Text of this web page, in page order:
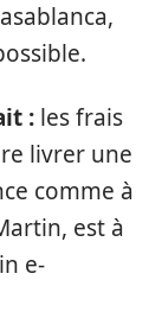
: les frais
livrer une
comme à
est à
e-